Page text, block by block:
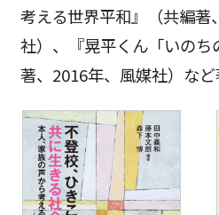
考える世界平和』（共編
社）、『晃平くん「いの
著、2016年、風媒社）など